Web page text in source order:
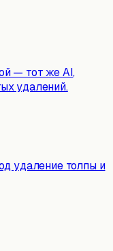
— тот же AI,
удалений.
удаление толпы и